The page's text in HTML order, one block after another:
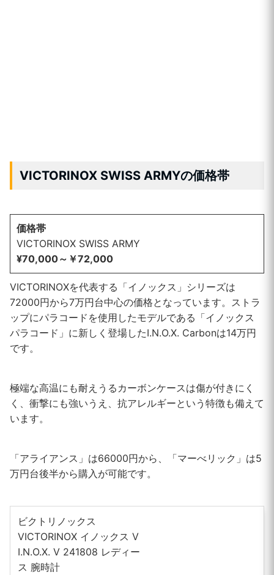
VICTORINOX SWISS ARMYの価格帯
価格帯
VICTORINOX SWISS ARMY
¥70,000～￥72,000
VICTORINOXを代表する「イノックス」シリーズは
72000円から7万円台中心の価格となっています。ストラ
ップにパラコードを使用したモデルである「イノックス
パラコード」に新しく登場したI.N.O.X. Carbonは14万円
です。
極端な高温にも耐えうるカーボンケースは傷が付きにく
く、衝撃にも強いうえ、抗アレルギーという特徴も備えて
います。
「アライアンス」は66000円から、「マーべリック」は5
万円台後半から購入が可能です。
ビクトリノックス
VICTORINOX イノックス V
I.N.O.X. V 241808 レディー
ス 腕時計